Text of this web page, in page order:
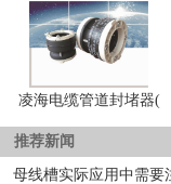
凌海电缆管道封堵器(
推荐新闻
母线槽实际应用中需要